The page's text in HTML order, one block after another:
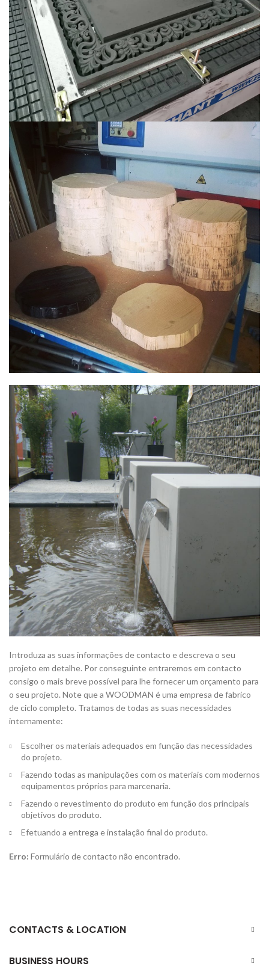
Introduza as suas informações de contacto e descreva o seu
projeto em detalhe. Por conseguinte entraremos em contacto
consigo o mais breve possível para lhe fornecer um orçamento para
o seu projeto. Note que a WOODMAN é uma empresa de fabrico
de ciclo completo. Tratamos de todas as suas necessidades
internamente:
Escolher os materiais adequados em função das necessidades
do projeto.
Fazendo todas as manipulações com os materiais com modernos
equipamentos próprios para marcenaria.
Fazendo o revestimento do produto em função dos principais
objetivos do produto.
Efetuando a entrega e instalação final do produto.
Erro: Formulário de contacto não encontrado.
CONTACTS & LOCATION
BUSINESS HOURS